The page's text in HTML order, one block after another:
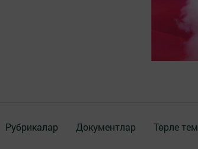
Рубрикалар Документлар Төрле